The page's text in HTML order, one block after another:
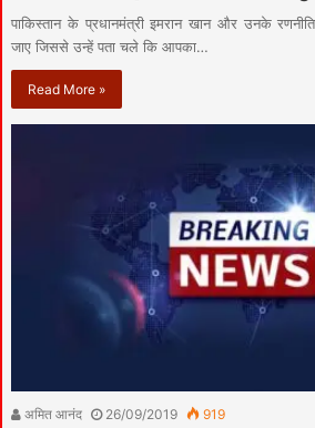
पाकिस्तान के प्रधानमंत्री इमरान खान और उनके
जाए जिससे उन्हें पता चले कि आपका…
Read More »
अमित आनंद 26/09/2019 919